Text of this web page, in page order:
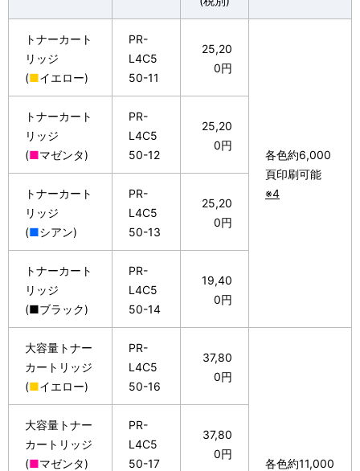
示
す
ョ
トナーカート
リッジ
(■イエロー)
PR-
L4C5
50-11
25,20
0円
各色約6,000
頁印刷可能
※4
トナーカート
リッジ
(■マゼンタ)
PR-
L4C5
50-12
25,20
0円
トナーカート
リッジ
(■シアン)
PR-
L4C5
50-13
25,20
0円
トナーカート
リッジ
(■ブラック)
PR-
L4C5
50-14
19,40
0円
大容量トナー
カートリッジ
(■イエロー)
PR-
L4C5
50-16
37,80
0円
各色約11,000
大容量トナー
カートリッジ
(■マゼンタ)
PR-
L4C5
50-17
37,80
0円